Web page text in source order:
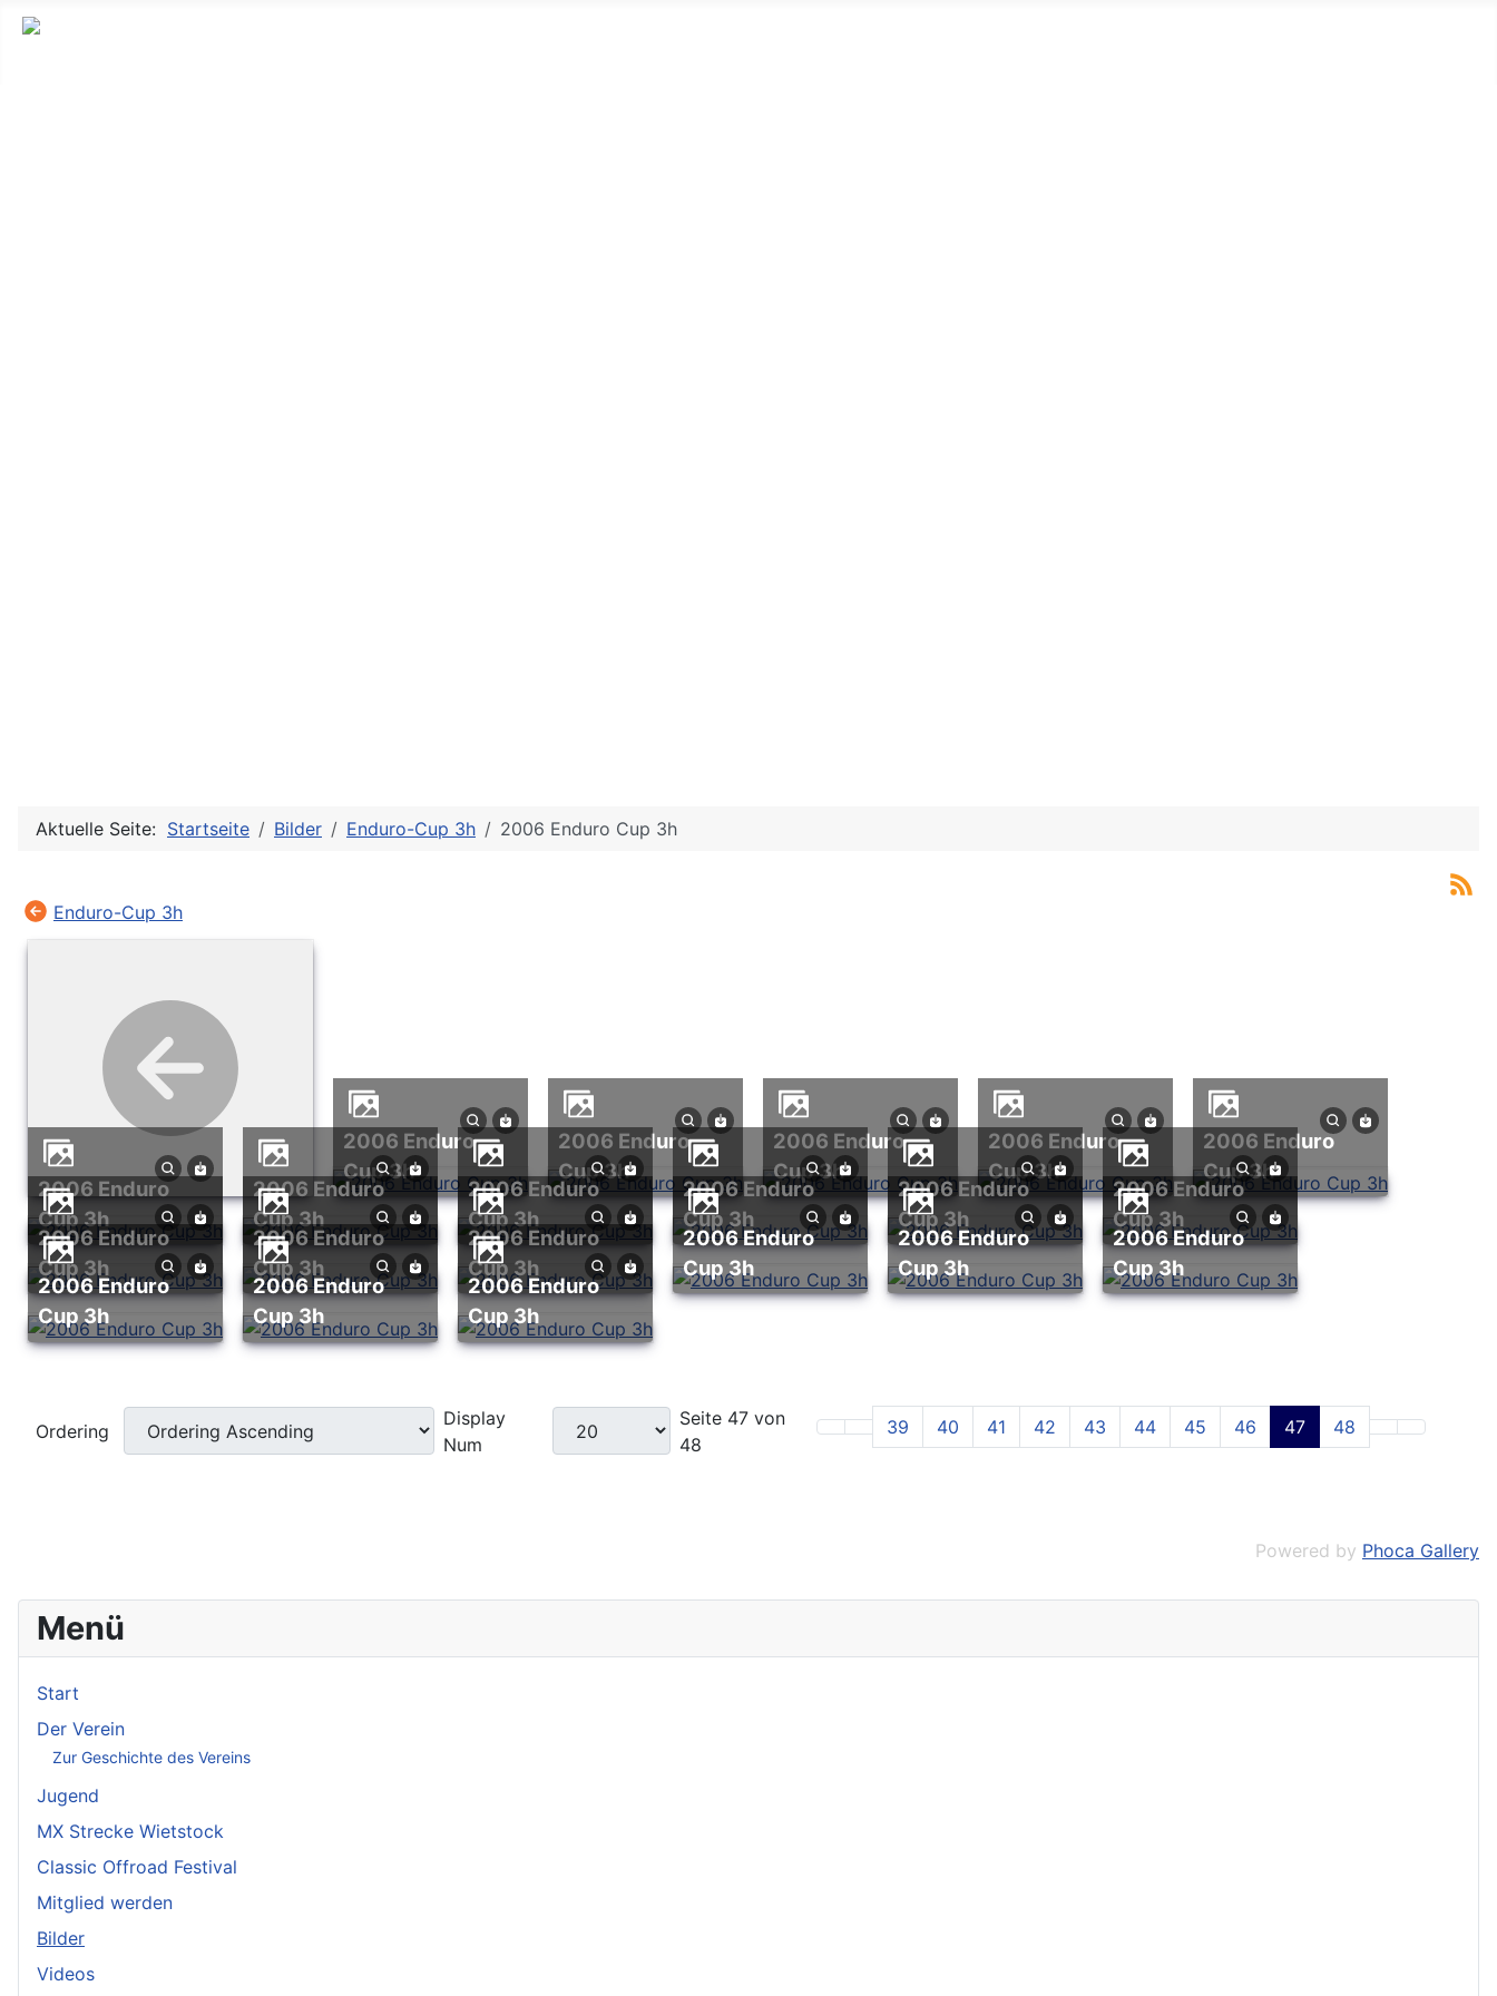
Aktuelle Seite: Startseite Bilder Enduro-Cup 3h 2006 Enduro Cup 3h
Enduro-Cup 3h
2006 Enduro
Cup 3h
2006 Enduro
Cup 3h
2006 Enduro
Cup 3h
2006 Enduro
Cup 3h
2006 Enduro
Cup 3h
2006 Enduro
Cup 3h
2006 Enduro
Cup 3h
2006 Enduro
Cup 3h
2006 Enduro
Cup 3h
2006 Enduro
Cup 3h
2006 Enduro
Cup 3h
2006 Enduro
Cup 3h
2006 Enduro
Cup 3h
2006 Enduro
Cup 3h
2006 Enduro
Cup 3h
2006 Enduro
Cup 3h
2006 Enduro
Cup 3h
2006 Enduro
Cup 3h
2006 Enduro
Cup 3h
2006 Enduro
Cup 3h
Ordering
Display
Num
Seite 47 von
48
39 40 41 42 43 44 45 46 47 48
Powered by Phoca Gallery
Menü
Start
Der Verein
Zur Geschichte des Vereins
Jugend
MX Strecke Wietstock
Classic Offroad Festival
Mitglied werden
Bilder
Videos